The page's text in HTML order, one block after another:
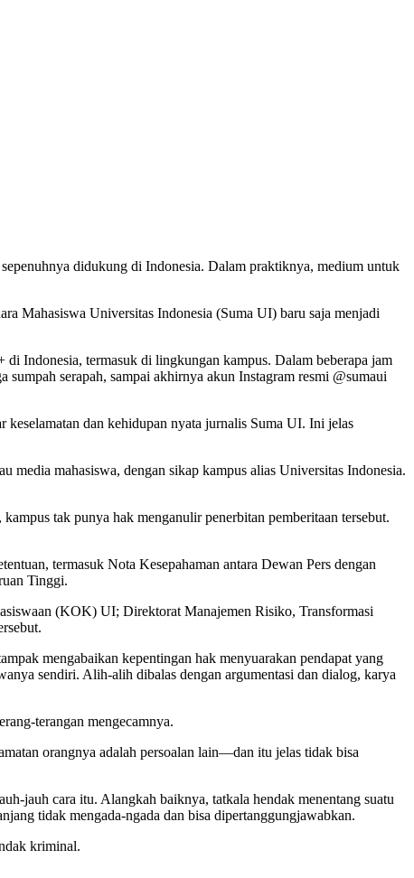
didukung di Indonesia. Dalam praktiknya, medium untuk
Mahasiswa Universitas Indonesia (Suma UI) baru saja menjadi
Indonesia, termasuk di lingkungan kampus. Dalam beberapa jam
serapah, sampai akhirnya akun Instagram resmi @sumaui
keselamatan dan kehidupan nyata jurnalis Suma UI. Ini jelas
media mahasiswa, dengan sikap kampus alias Universitas Indonesia.
tak punya hak menganulir penerbitan pemberitaan tersebut.
termasuk Nota Kesepahaman antara Dewan Pers dengan
Tinggi.
(KOK) UI; Direktorat Manajemen Risiko, Transformasi
mengabaikan kepentingan hak menyuarakan pendapat yang
sendiri. Alih-alih dibalas dengan argumentasi dan dialog, karya
terangan mengecamnya.
orangnya adalah persoalan lain—dan itu jelas tidak bisa
jauh cara itu. Alangkah baiknya, tatkala hendak menentang suatu
tidak mengada-ngada dan bisa dipertanggungjawabkan.
kriminal.